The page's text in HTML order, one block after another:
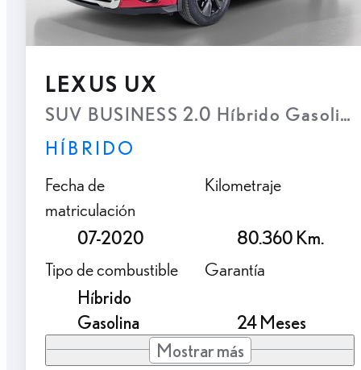
LEXUS UX
SUV BUSINESS 2.0 Híbrido
HÍBRIDO
Fecha de
matriculación
07-2020
Kilometraje
80.360 Km.
Tipo de combustible
Híbrido
Gasolina
Garantía
24 Meses
Mostrar más